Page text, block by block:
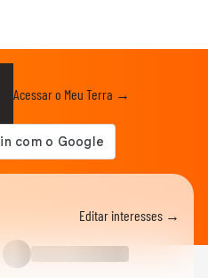
Acessar o Meu Terra →
Editar interesses →